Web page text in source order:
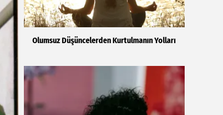
Olumsuz Düşüncelerden Kurtulmanın Yolları